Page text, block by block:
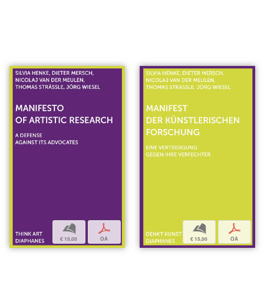
b
€ 15,00
p
OA
b
€ 15,00
p
OA